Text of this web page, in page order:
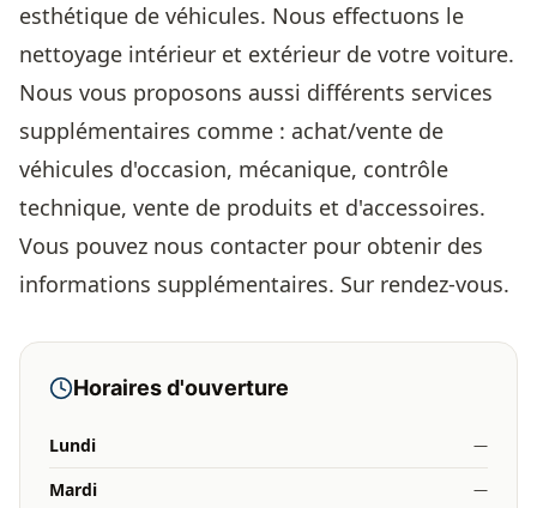
esthétique de véhicules. Nous effectuons le
nettoyage intérieur et extérieur de votre voiture.
Nous vous proposons aussi différents services
supplémentaires comme : achat/vente de
véhicules d'occasion, mécanique, contrôle
technique, vente de produits et d'accessoires.
Vous pouvez nous contacter pour obtenir des
informations supplémentaires. Sur rendez-vous.
Horaires d'ouverture
Lundi —
Mardi —